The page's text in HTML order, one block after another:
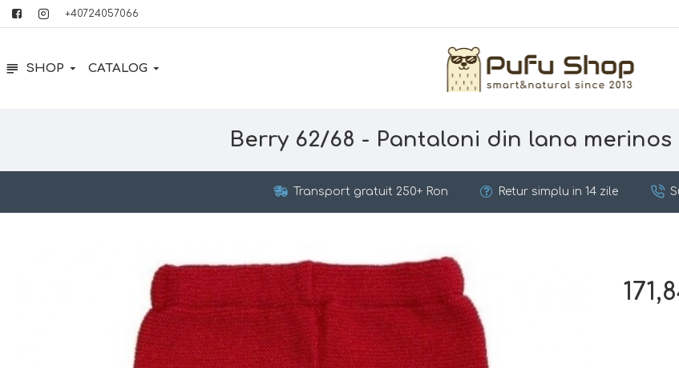
+40724057066
SHOP CATALOG
Berry 62/68 - Pantaloni din lana
Transport gratuit 250+ Ron Retur simplu in 14 zile